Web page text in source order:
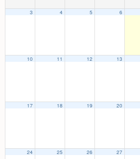
3 4 5 6
10 11 12 13
17 18 19 20
24 25 26 27